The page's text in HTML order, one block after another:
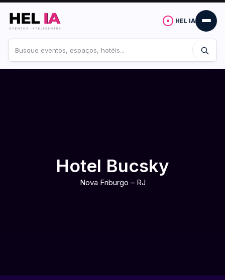
HEL IA
no
site
Hotel Bucsky
Nova Friburgo – RJ